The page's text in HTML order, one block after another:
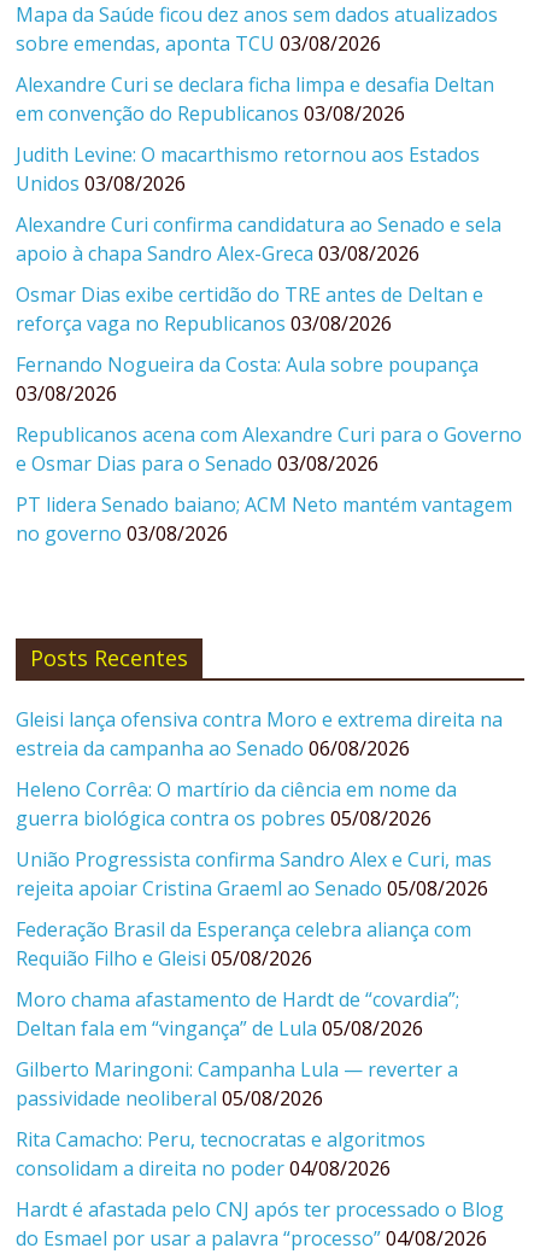
Mapa da Saúde ficou dez anos sem dados atualizados
sobre emendas, aponta TCU 03/08/2026
Alexandre Curi se declara ficha limpa e desafia Deltan
em convenção do Republicanos 03/08/2026
Judith Levine: O macarthismo retornou aos Estados
Unidos 03/08/2026
Alexandre Curi confirma candidatura ao Senado e sela
apoio à chapa Sandro Alex-Greca 03/08/2026
Osmar Dias exibe certidão do TRE antes de Deltan e
reforça vaga no Republicanos 03/08/2026
Fernando Nogueira da Costa: Aula sobre poupança
03/08/2026
Republicanos acena com Alexandre Curi para o Governo
e Osmar Dias para o Senado 03/08/2026
PT lidera Senado baiano; ACM Neto mantém vantagem
no governo 03/08/2026
Posts Recentes
Gleisi lança ofensiva contra Moro e extrema direita na
estreia da campanha ao Senado 06/08/2026
Heleno Corrêa: O martírio da ciência em nome da
guerra biológica contra os pobres 05/08/2026
União Progressista confirma Sandro Alex e Curi, mas
rejeita apoiar Cristina Graeml ao Senado 05/08/2026
Federação Brasil da Esperança celebra aliança com
Requião Filho e Gleisi 05/08/2026
Moro chama afastamento de Hardt de “covardia”;
Deltan fala em “vingança” de Lula 05/08/2026
Gilberto Maringoni: Campanha Lula — reverter a
passividade neoliberal 05/08/2026
Rita Camacho: Peru, tecnocratas e algoritmos
consolidam a direita no poder 04/08/2026
Hardt é afastada pelo CNJ após ter processado o Blog
do Esmael por usar a palavra “processo” 04/08/2026